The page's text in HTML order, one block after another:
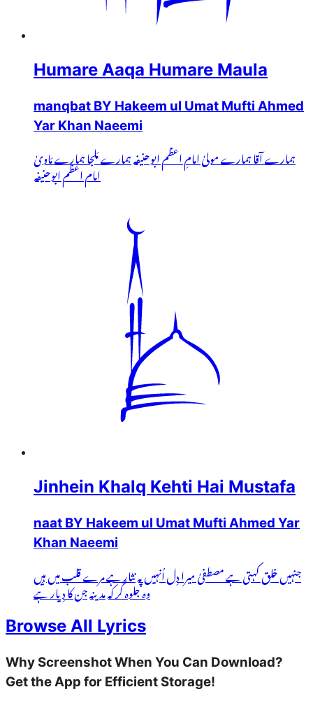
Humare Aaqa Humare Maula
manqbat BY Hakeem ul Umat Mufti Ahmed
Yar Khan Naeemi
ہمارے آقا ہمارے مولیٰ امامِ اعظم ابوحنیفہ ہمارے مَلجا ہمارے مَاویٰ
امام اعظم ابوحنیفہ
Jinhein Khalq Kehti Hai Mustafa
naat BY Hakeem ul Umat Mufti Ahmed Yar
Khan Naeemi
جنہیں خلق کہتی ہے مصطفیٰ میرا دِل اُنہیں پہ نثار ہے مرے قلب میں ہیں
وہ جلوہ گر کہ مدینہ جن کا دِیار ہے
Browse All Lyrics
Why Screenshot When You Can Download?
Get the App for Efficient Storage!